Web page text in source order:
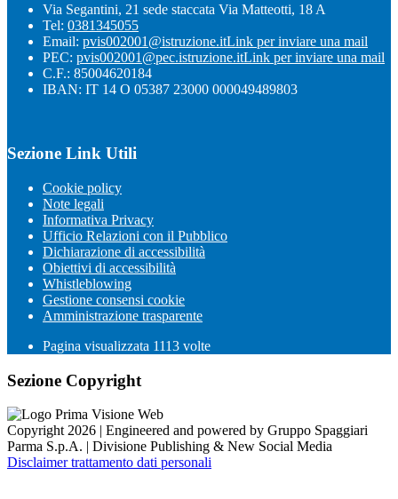
Via Segantini, 21 sede staccata Via Matteotti, 18 A
Tel: 0381345055
Email: pvis002001@istruzione.itLink per inviare una mail
PEC: pvis002001@pec.istruzione.itLink per inviare una mail
C.F.: 85004620184
IBAN: IT 14 O 05387 23000 000049489803
Sezione Link Utili
Cookie policy
Note legali
Informativa Privacy
Ufficio Relazioni con il Pubblico
Dichiarazione di accessibilità
Obiettivi di accessibilità
Whistleblowing
Gestione consensi cookie
Amministrazione trasparente
Pagina visualizzata 1113 volte
Sezione Copyright
Copyright 2026 | Engineered and powered by Gruppo Spaggiari
Parma S.p.A. | Divisione Publishing & New Social Media
Disclaimer trattamento dati personali